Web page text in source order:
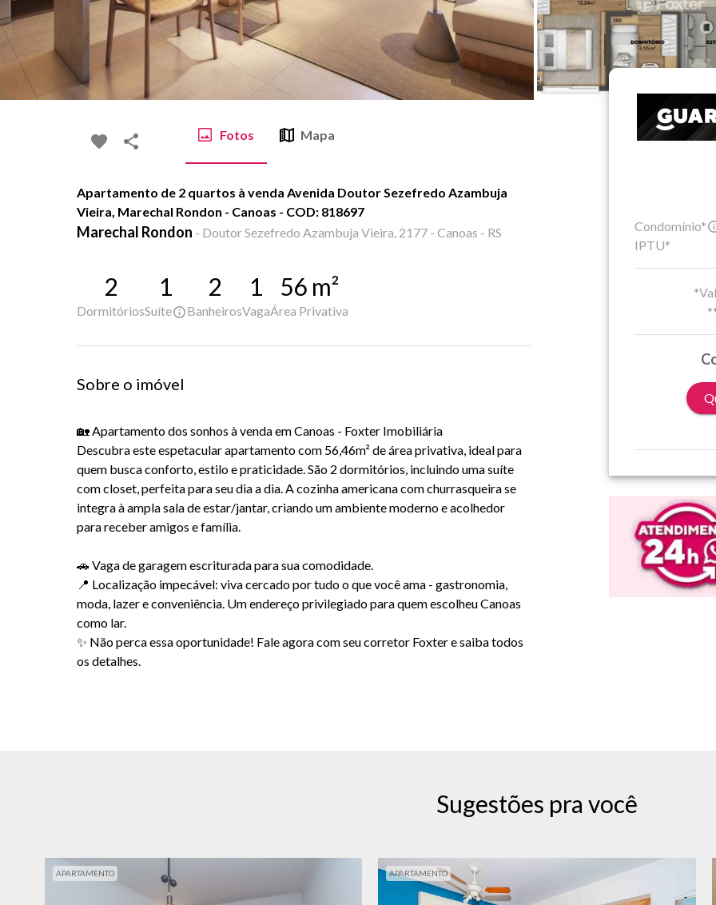
Fotos Mapa
Apartamento de 2 quartos à venda Avenida Doutor Sezefredo Azambuja
Vieira, Marechal Rondon - Canoas - COD: 818697
Marechal Rondon - Doutor Sezefredo Azambuja Vieira, 2177 - Canoas - RS
2
Dormitórios
1
Suíte
2
Banheiros
1
Vaga
56 m²
Área Privativa
Sobre o imóvel
🏡 Apartamento dos sonhos à venda em Canoas - Foxter Imobiliária
Descubra este espetacular apartamento com 56,46m² de área privativa, ideal para
quem busca conforto, estilo e praticidade. São 2 dormitórios, incluindo uma suíte
com closet, perfeita para seu dia a dia. A cozinha americana com churrasqueira se
integra à ampla sala de estar/jantar, criando um ambiente moderno e acolhedor
para receber amigos e família.
🚗 Vaga de garagem escriturada para sua comodidade.
📍 Localização impecável: viva cercado por tudo o que você ama - gastronomia,
moda, lazer e conveniência. Um endereço privilegiado para quem escolheu Canoas
como lar.
✨ Não perca essa oportunidade! Fale agora com seu corretor Foxter e saiba todos
os detalhes.
Condomínio*
IPTU*
Sugestões pra você
APARTAMENTO APARTAMENTO